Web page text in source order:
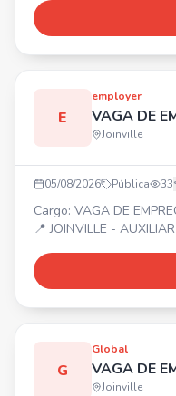
956,10 + 7%
Benefícios: Vale
E
employer
VAGA DE
Joinville
05/08/2026 Pública 33
Cargo: VAGA DE EMPREGO Temos 10 vagas para
📍 JOINVILLE - AUXILIAR DE PRODUÇÃO (Masculina, CLT
CLT Art. 390) -
Art. 390) Entre em contato ou compareça na Employer! 📍
G
Global
VAGA DE
Joinville